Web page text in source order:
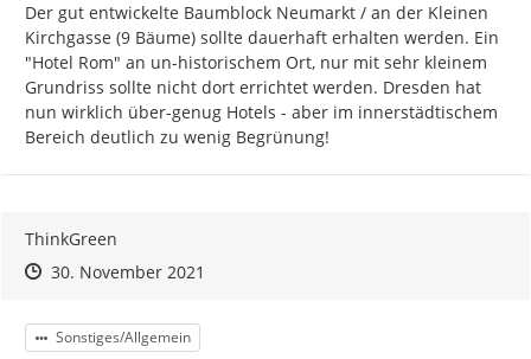
Der gut entwickelte Baumblock Neumarkt / an der Kleinen
Kirchgasse (9 Bäume) sollte dauerhaft erhalten werden. Ein
"Hotel Rom" an un-historischem Ort, nur mit sehr kleinem
Grundriss sollte nicht dort errichtet werden. Dresden hat
nun wirklich über-genug Hotels - aber im innerstädtischem
Bereich deutlich zu wenig Begrünung!
ThinkGreen
Zeitpunkt des Erstellens
Zeitpunkt des Erstellens
30. November 2021
Kategorie
Sonstiges/Allgemein